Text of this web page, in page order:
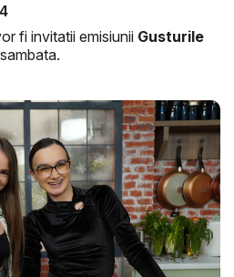
fi invitatii emisiunii Gusturile